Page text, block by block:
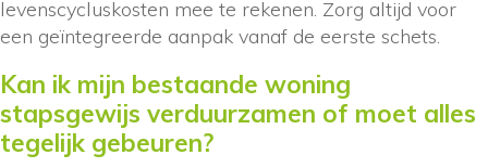
levenscycluskosten mee te rekenen. Zorg altijd voor
een geïntegreerde aanpak vanaf de eerste schets.
Kan ik mijn bestaande woning
stapsgewijs verduurzamen of moet alles
tegelijk gebeuren?